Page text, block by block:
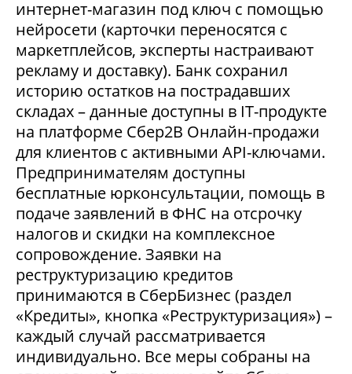
интернет-магазин под ключ с помощью
нейросети (карточки переносятся с
маркетплейсов, эксперты настраивают
рекламу и доставку). Банк сохранил
историю остатков на пострадавших
складах – данные доступны в IT-продукте
на платформе Сбер2В Онлайн-продажи
для клиентов с активными API-ключами.
Предпринимателям доступны
бесплатные юрконсультации, помощь в
подаче заявлений в ФНС на отсрочку
налогов и скидки на комплексное
сопровождение. Заявки на
реструктуризацию кредитов
принимаются в СберБизнес (раздел
«Кредиты», кнопка «Реструктуризация») –
каждый случай рассматривается
индивидуально. Все меры собраны на